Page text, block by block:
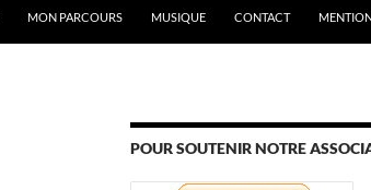
MON PARCOURS MUSIQUE CONTACT
POUR SOUTENIR NOTRE